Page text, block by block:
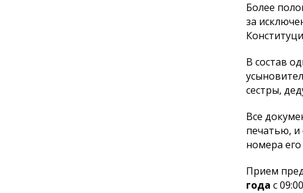
Более
за
В состав
сестры,
Все
печатью, и
номера
Прием
года с